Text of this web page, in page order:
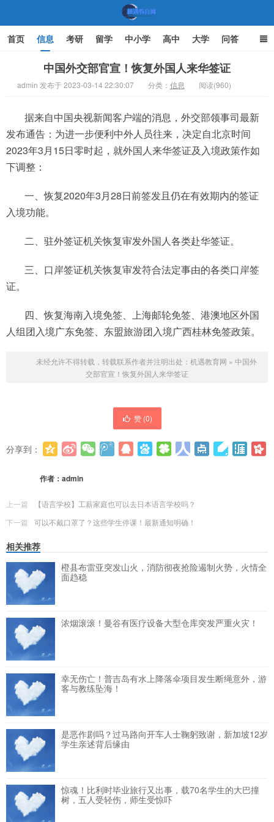
首页 信息 考研 留学 中小学 高中 大学 问答
家庭教育
中国外交部官宣！恢复外国人来华签证
admin 发布于 2023-03-14 22:30:07 分类： 信息 阅读(960)
据来自中国央视新闻客户端的消息，外交部领事司最新
发布通告：为进一步便利中外人员往来，决定自北京时间
2023年3月15日零时起，就外国人来华签证及入境政策作如
下调整：
一、恢复2020年3月28日前签发且仍在有效期内的签证
入境功能。
二、驻外签证机关恢复审发外国人各类赴华签证。
三、口岸签证机关恢复审发符合法定事由的各类口岸签
证。
四、恢复海南入境免签、上海邮轮免签、港澳地区外国
人组团入境广东免签、东盟旅游团入境广西桂林免签政策。
未经允许不得转载，转载联系作者并注明出处： 机遇教育网 » 中国外
交部官宣！恢复外国人来华签证
赞 (0)
分享到：
作者： admin
上一篇
【语言学校】工薪家庭也可以去日本语言学校吗？
下一篇
可以不戴口罩了？这些学生停课！最新通知明确！
相关推荐
橙县布雷亚突发山火，消防彻夜抢险遏制火势，火情全
面趋稳
浓烟滚滚！曼谷有医疗设备大型仓库突发严重火灾！
幸无伤亡！普吉岛有水上降落伞项目发生断绳意外，游
客与教练坠海！
是恶作剧吗？过马路向开车人士鞠躬致谢，新加坡12岁
学生亲述背后缘由
惊魂！比利时毕业旅行又出事，载70名学生的大巴撞
树，五人受轻伤，师生受惊吓